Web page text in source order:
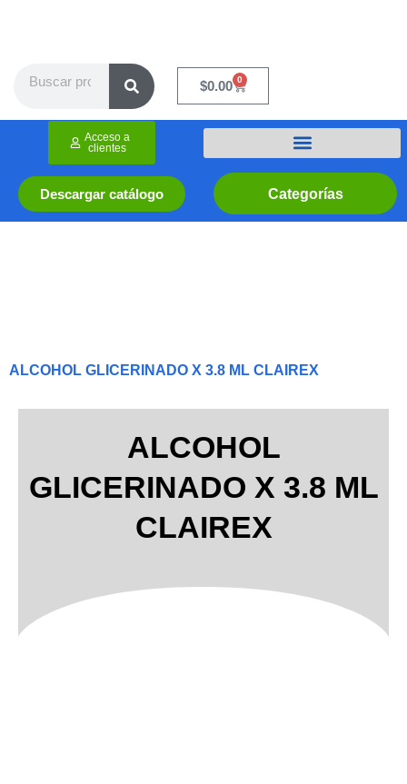
$0.00 0
Cart
Categorías
Descargar catálogo
Acceso a
clientes
ALCOHOL GLICERINADO X 3.8 ML CLAIREX
ALCOHOL
GLICERINADO X 3.8 ML
CLAIREX